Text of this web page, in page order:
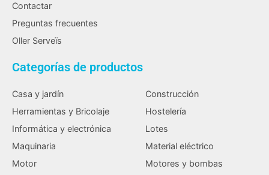
Contactar
Preguntas frecuentes
Oller Serveïs
Categorías de productos
Casa y jardín
Construcción
Herramientas y Bricolaje
Hostelería
Informática y electrónica
Lotes
Maquinaria
Material eléctrico
Motor
Motores y bombas